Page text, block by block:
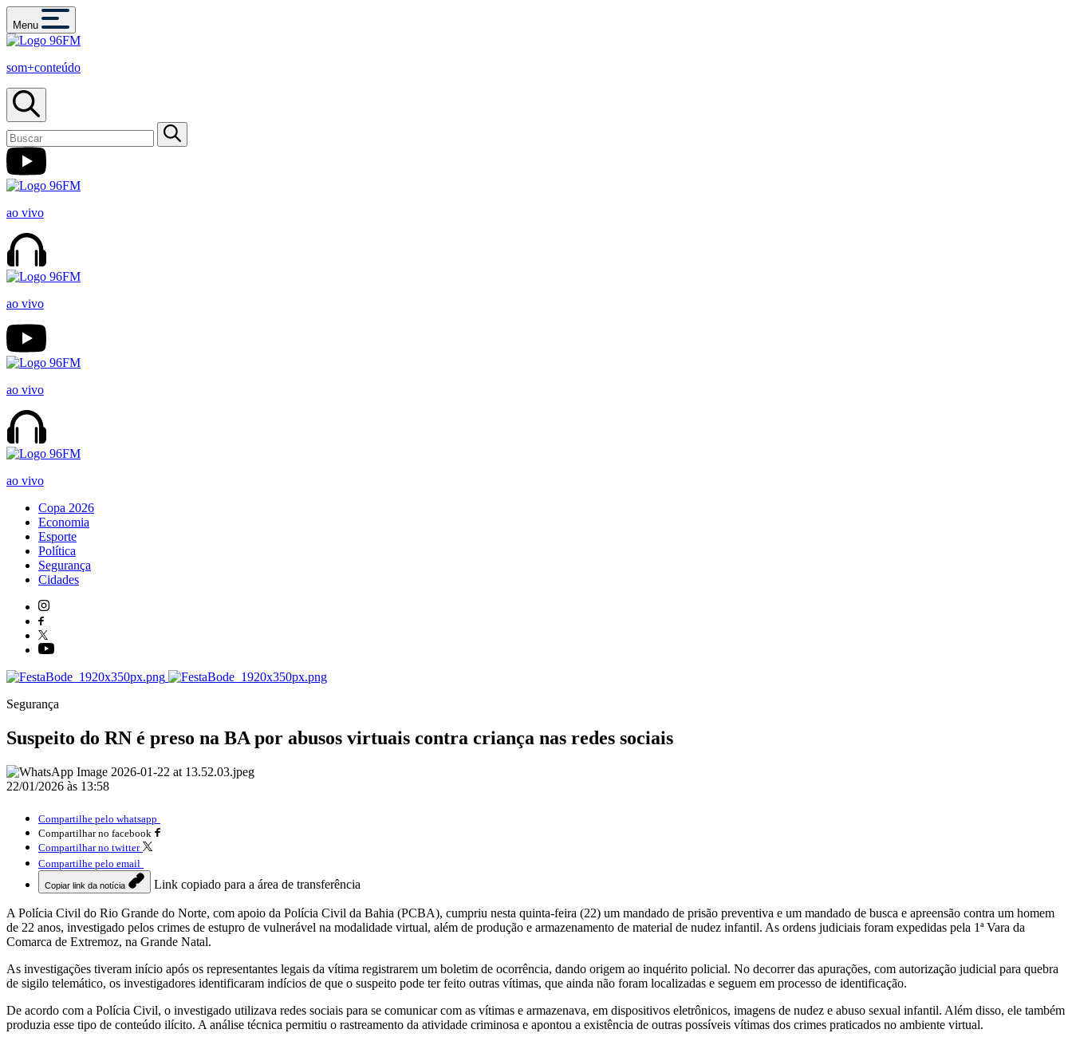
Menu
som+conteúdo
ao vivo
ao vivo
ao vivo
ao vivo
Copa 2026
Economia
Esporte
Política
Segurança
Cidades
Segurança
Suspeito do RN é preso na BA por abusos virtuais contra criança nas redes sociais
22/01/2026 às 13:58
Compartilhe pelo whatsapp
Compartilhar no facebook
Compartilhar no twitter
Compartilhe pelo email
Copiar link da notícia Link copiado para a área de transferência
A Polícia Civil do Rio Grande do Norte, com apoio da Polícia Civil da Bahia (PCBA), cumpriu nesta quinta-feira (22) um mandado de prisão preventiva e um mandado de busca e apreensão contra um homem
de 22 anos, investigado pelos crimes de estupro de vulnerável na modalidade virtual, além de produção e armazenamento de material de nudez infantil. As ordens judiciais foram expedidas pela 1ª Vara da
Comarca de Extremoz, na Grande Natal.
As investigações tiveram início após os representantes legais da vítima registrarem um boletim de ocorrência, dando origem ao inquérito policial. No decorrer das apurações, com autorização judicial para quebra
de sigilo telemático, os investigadores identificaram indícios de que o suspeito pode ter feito outras vítimas, que ainda não foram localizadas e seguem em processo de identificação.
De acordo com a Polícia Civil, o investigado utilizava redes sociais para se comunicar com as vítimas e armazenava, em dispositivos eletrônicos, imagens de nudez e abuso sexual infantil. Além disso, ele também
produzia esse tipo de conteúdo ilícito. A análise técnica permitiu o rastreamento da atividade criminosa e apontou a existência de outras possíveis vítimas dos crimes praticados no ambiente virtual.